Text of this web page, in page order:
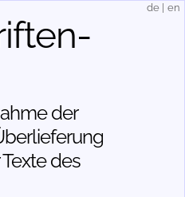
der
des
de en